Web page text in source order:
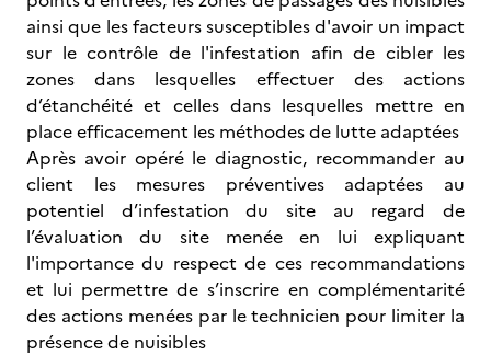
ainsi que les facteurs susceptibles d'avoir un impact
sur le contrôle de l'infestation afin de cibler les
zones dans lesquelles effectuer des actions
d’étanchéité et celles dans lesquelles mettre en
place efficacement les méthodes de lutte adaptées
Après avoir opéré le diagnostic, recommander au
client les mesures préventives adaptées au
potentiel d’infestation du site au regard de
l’évaluation du site menée en lui expliquant
l'importance du respect de ces recommandations
et lui permettre de s’inscrire en complémentarité
des actions menées par le technicien pour limiter la
présence de nuisibles